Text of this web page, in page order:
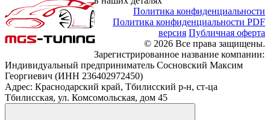
Политика конфиденциальности
Политика конфиденциальности PDF
версия Публичная оферта
© 2026 Все права защищены.
Зарегистрированное название компании:
Индивидуальный предприниматель Сосновский Максим
Георгиевич (ИНН 236402972450)
Адрес: Краснодарский край, Тбилисский р-н, ст-ца
Тбилисская, ул. Комсомольская, дом 45